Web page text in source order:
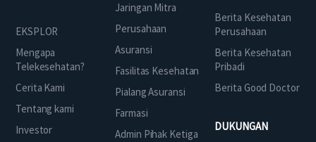
EKSPLOR
Mengapa
Telekesehatan?
Cerita Kami
Tentang kami
Investor
Jaringan Mitra
Perusahaan
Asuransi
Fasilitas Kesehatan
Pialang Asuransi
Farmasi
Admin Pihak Ketiga
Berita Kesehatan
Perusahaan
Berita Kesehatan
Pribadi
Berita Good Doctor
DUKUNGAN